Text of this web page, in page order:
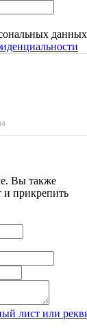
данных
Вы также
и прикрепить
лист или